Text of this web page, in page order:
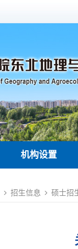
机构设置
招生信息 硕士招